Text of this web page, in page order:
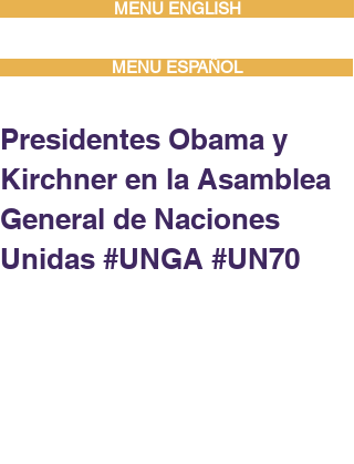
MENU ENGLISH
MENU ESPAÑOL
Presidentes Obama y
Kirchner en la Asamblea
General de Naciones
Unidas #UNGA #UN70